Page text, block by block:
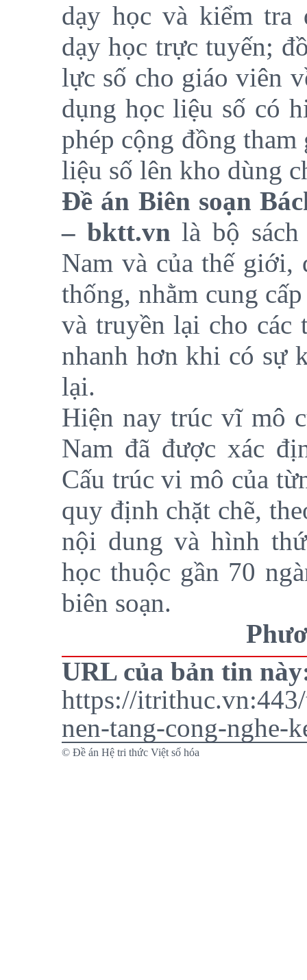
dạy học và kiểm tra
dạy học trực tuyến;
lực số cho giáo viên
dụng học liệu số có
phép cộng đồng
liệu số lên kho dùng
Đề án Biên soạn
– bktt.vn là bộ
Nam và của thế giới,
thống, nhằm cung
và truyền lại cho các
nhanh hơn khi có sự
lại.
Hiện nay trúc vĩ mô
Nam đã được xác
Cấu trúc vi mô của
quy định chặt chẽ,
nội dung và hình
học thuộc gần 70
biên soạn.
URL của bản tin
https://
nen-tang-cong-
© Đề án Hệ tri thức Việt số hóa